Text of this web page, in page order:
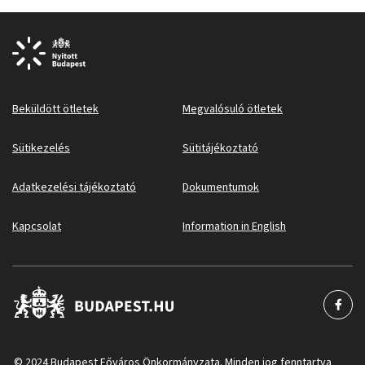
Beküldött ötletek Megvalósuló ötletek
Sütikezelés Sütitájékoztató
Adatkezelési tájékoztató Dokumentumok
Kapcsolat Information in English